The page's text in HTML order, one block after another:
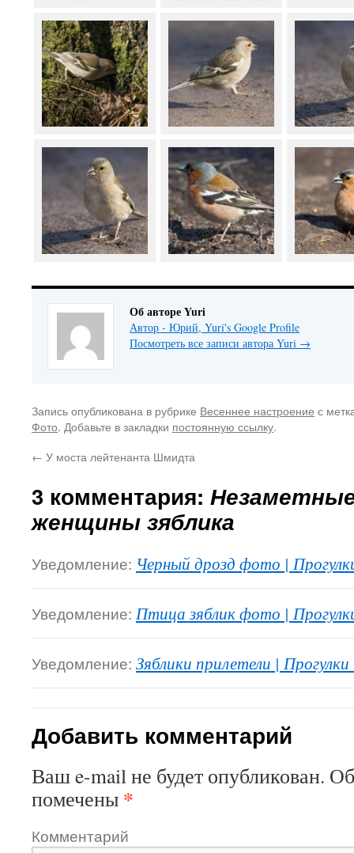
Об авторе Yuri
Автор - Юрий, Yuri's Google Profile
Посмотреть все записи автора Yuri →
Запись опубликована в рубрике Весеннее настроение с
Фото. Добавьте в закладки постоянную ссылку.
← У моста лейтенанта Шмидта
3 комментария:
женщины зяблика
Уведомление: Черный дрозд фото |
Уведомление: Птица зяблик фото |
Уведомление: Зяблики прилетели |
Добавить комментарий
Ваш e-mail не будет опубликован.
помечены *
Комментарий